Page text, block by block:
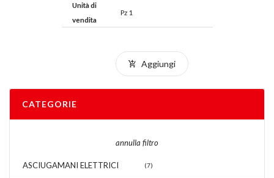
Unità di
vendita
Pz 1
Aggiungi
CATEGORIE
annulla filtro
ASCIUGAMANI ELETTRICI (7)